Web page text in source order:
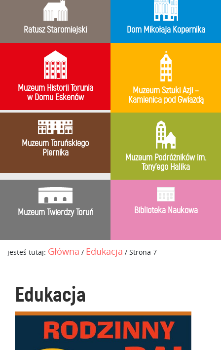
Ratusz Staromiejski Dom Mikołaja Kopernika
Muzeum Historii Torunia
w Domu Eskenów
Muzeum Sztuki Azji –
Kamienica pod Gwiazdą
Muzeum Toruńskiego
Piernika
Muzeum Podróżników im.
Tony’ego Halika
Muzeum Twierdzy Toruń Biblioteka Naukowa
jesteś tutaj: Główna / Edukacja / Strona 7
Edukacja